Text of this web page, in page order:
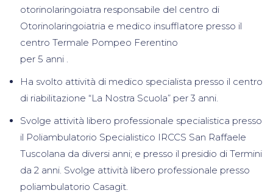
otorinolaringoiatra responsabile del centro di
Otorinolaringoiatria e medico insufflatore presso il
centro Termale Pompeo Ferentino
per 5 anni .
Ha svolto attività di medico specialista presso il centro
di riabilitazione “La Nostra Scuola” per 3 anni.
Svolge attività libero professionale specialistica presso
il Poliambulatorio Specialistico IRCCS San Raffaele
Tuscolana da diversi anni; e presso il presidio di Termini
da 2 anni. Svolge attività libero professionale presso
poliambulatorio Casagit.